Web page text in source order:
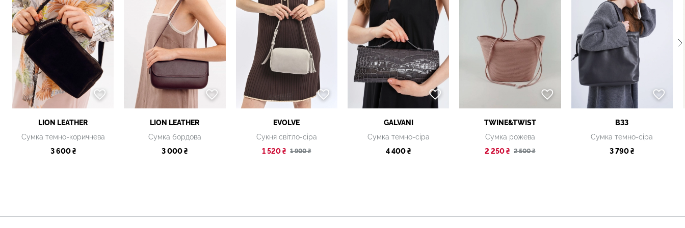
LION LEATHER
Сумка темно-коричнева
3 600 ₴
LION LEATHER
Сумка бордова
3 000 ₴
EVOLVE
Сукня світло-сіра
1 520 ₴ 1 900 ₴
GALVANI
Сумка темно-сіра
4 400 ₴
TWINE&TWIST
Сумка рожева
2 250 ₴
2 500 ₴
B33
Сумка темно-сіра
3 790 ₴